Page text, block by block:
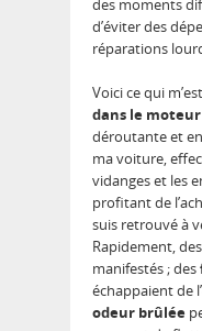
des moments
d’éviter des
réparations
Voici ce qui
dans le moteur
déroutante et
ma voiture,
vidanges et les
profitant de
suis retrouvé à
Rapidement,
manifestés ; des
échappaient de
odeur brûlée